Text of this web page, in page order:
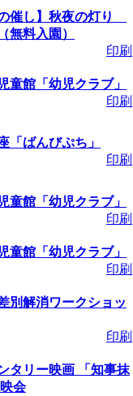
場「
～
て講
10～
て講
08/10～
い！コ
ン 障
受付期
の催し】秋夜の灯り
無料入園）
印刷
童館「幼児クラブ」
印刷
「ばんびぷち」
印刷
童館「幼児クラブ」
印刷
童館「幼児クラブ」
印刷
別解消ワークショッ
印刷
タリー映画 「知事抹
会